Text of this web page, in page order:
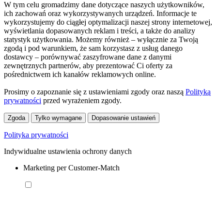
W tym celu gromadzimy dane dotyczące naszych użytkowników,
ich zachowań oraz wykorzystywanych urządzeń. Informacje te
wykorzystujemy do ciągłej optymalizacji naszej strony internetowej,
wyświetlania dopasowanych reklam i treści, a także do analizy
statystyk użytkowania. Możemy również – wyłącznie za Twoją
zgodą i pod warunkiem, że sam korzystasz z usług danego
dostawcy – porównywać zaszyfrowane dane z danymi
zewnętrznych partnerów, aby prezentować Ci oferty za
pośrednictwem ich kanałów reklamowych online.
Prosimy o zapoznanie się z ustawieniami zgody oraz naszą Polityką
prywatności przed wyrażeniem zgody.
Zgoda Tylko wymagane Dopasowanie ustawień
Polityka prywatności
Indywidualne ustawienia ochrony danych
Marketing per Customer-Match